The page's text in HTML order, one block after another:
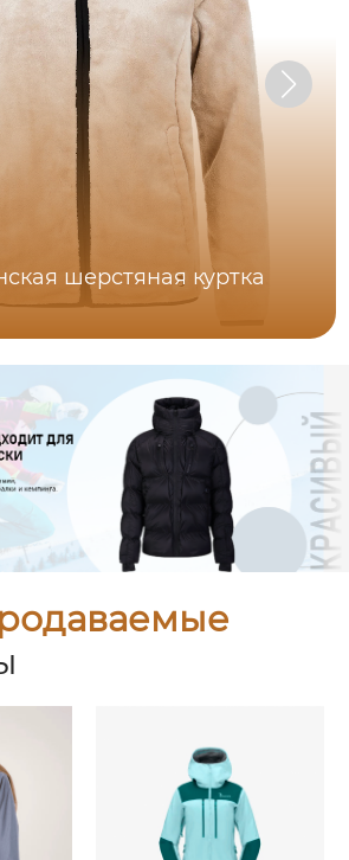
шерстяная куртка